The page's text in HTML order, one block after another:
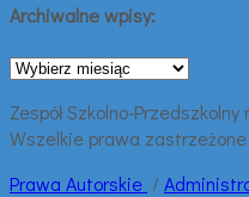
Archiwalne wpisy:
Archiwalne
Zespół Szkolno-
Wszelkie prawa zastrzeżone
Prawa Autorskie /